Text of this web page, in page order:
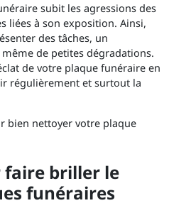
subit les agressions des
liées à son exposition. Ainsi,
des tâches, un
de petites dégradations.
de votre plaque funéraire en
régulièrement et surtout la
bien nettoyer votre plaque
faire briller le
funéraires